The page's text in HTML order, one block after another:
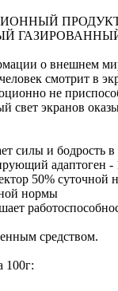
ПРОДУКТ
ГАЗИРОВАННЫЙ
о внешнем
смотрит в
не
свет экранов
силы и бодрость в
адаптоген
50% суточной
нормы
средством.
100г: